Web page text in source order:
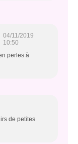
04/11/2019
10:50
perles à
de petites